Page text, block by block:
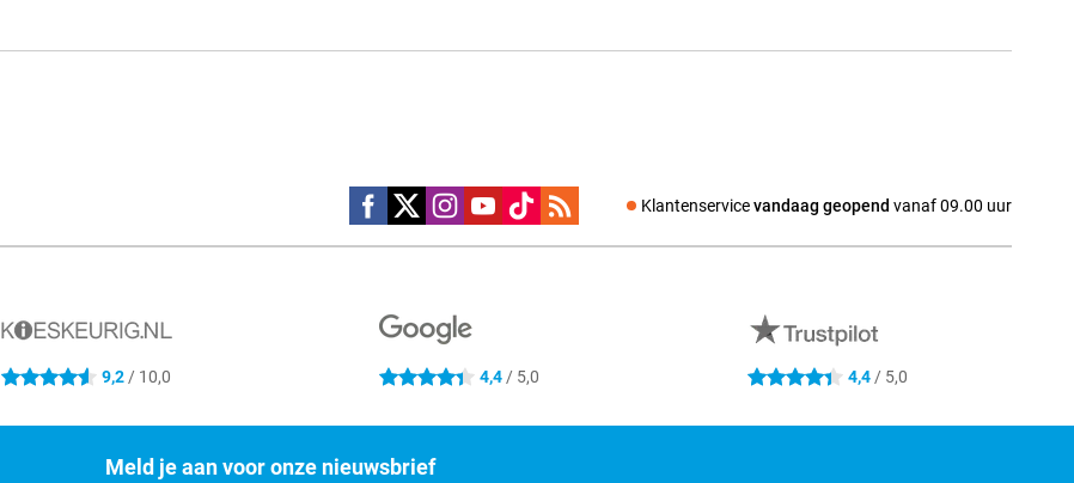
Klantenservicevandaag geopend vanaf 09.00 uur
Social media
4.6 sterren 9,2/ 10,0 4.4 sterren 4,4 / 5,0 4.4 sterren 4,4 / 5,0
Meld je aan voor onze nieuwsbrief